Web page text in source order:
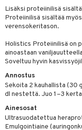
Lisäksi proteiinilisä
Proteiinilisä sisältää
verensokeritason.
Holistics Proteiinilisä on
ainoastaan
Soveltuu hyvin
Annostus
Sekoita 2 kauhallista (30
dl nestettä. Juo 1–3
Ainesosat
Ultrasuodatettua
Emulgointiaine
alentavat
rasvahapot
vahvistavat
säätelevät
helpottava
& kurkku
K
energiaa